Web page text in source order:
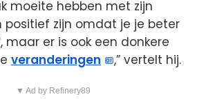
moeite hebben met zijn
positief zijn omdat je je beter
maar er is ook een donkere
veranderingen ,” vertelt hij.
▼ Ad by Refinery89